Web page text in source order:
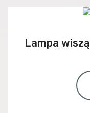
Lampa